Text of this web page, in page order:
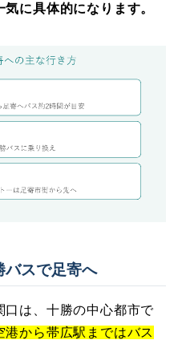
に具体的になります。
バスで足寄へ
口は、十勝の中心都市で
港から帯広駅まではバス